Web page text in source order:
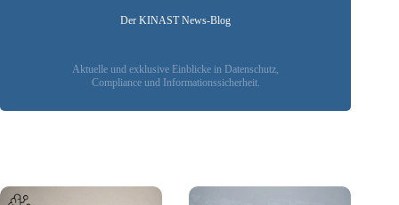
Der KINAST News-Blog
Aktuelle und exklusive Einblicke in Datenschutz,
Compliance und Informationssicherheit.